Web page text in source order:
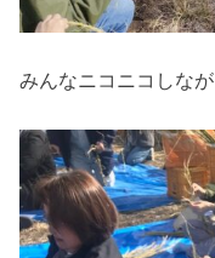
みんなニコニコしな